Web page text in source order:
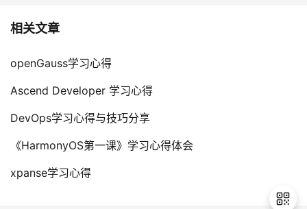
相关文章
openGauss学习心得
Ascend Developer 学习心得
DevOps学习心得与技巧分享
《HarmonyOS第一课》学习心得体会
xpanse学习心得